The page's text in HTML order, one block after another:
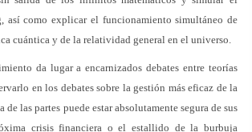
así como explicar el funcionamiento simultáneo de
cuántica y de la relatividad general en el universo.
da lugar a encarnizados debates entre teorías
en los debates sobre la gestión más eficaz de la
de las partes puede estar absolutamente segura de sus
crisis financiera o el estallido de la burbuja